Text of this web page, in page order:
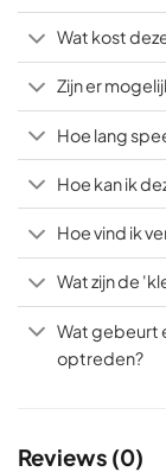
Wat kost
Zijn er
Hoe lang
Hoe kan ik
Hoe vind ik
Wat zijn de
Wat gebeurt
optreden?
Reviews (0)